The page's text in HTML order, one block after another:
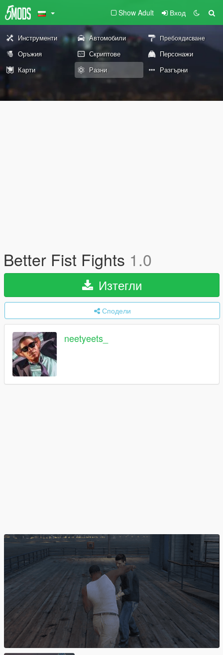
Show Adult Вход
Инструменти Автомобили Пребоядисване
Оръжия Скриптове
Персонажи
Карти
Разни Разгърни
Better Fist Fights 1.0
Изтегли
Сподели
neetyeets_